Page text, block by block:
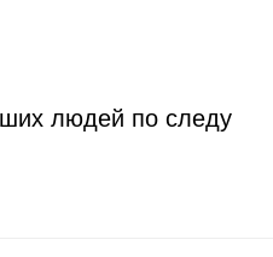
людей по следу